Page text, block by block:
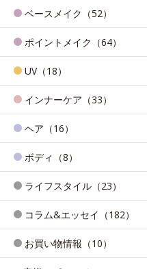
ベースメイク（52）
ポイントメイク（64）
UV（18）
インナーケア（33）
ヘア（16）
ボディ（8）
ライフスタイル（23）
コラム&エッセイ（182）
お買い物情報（10）